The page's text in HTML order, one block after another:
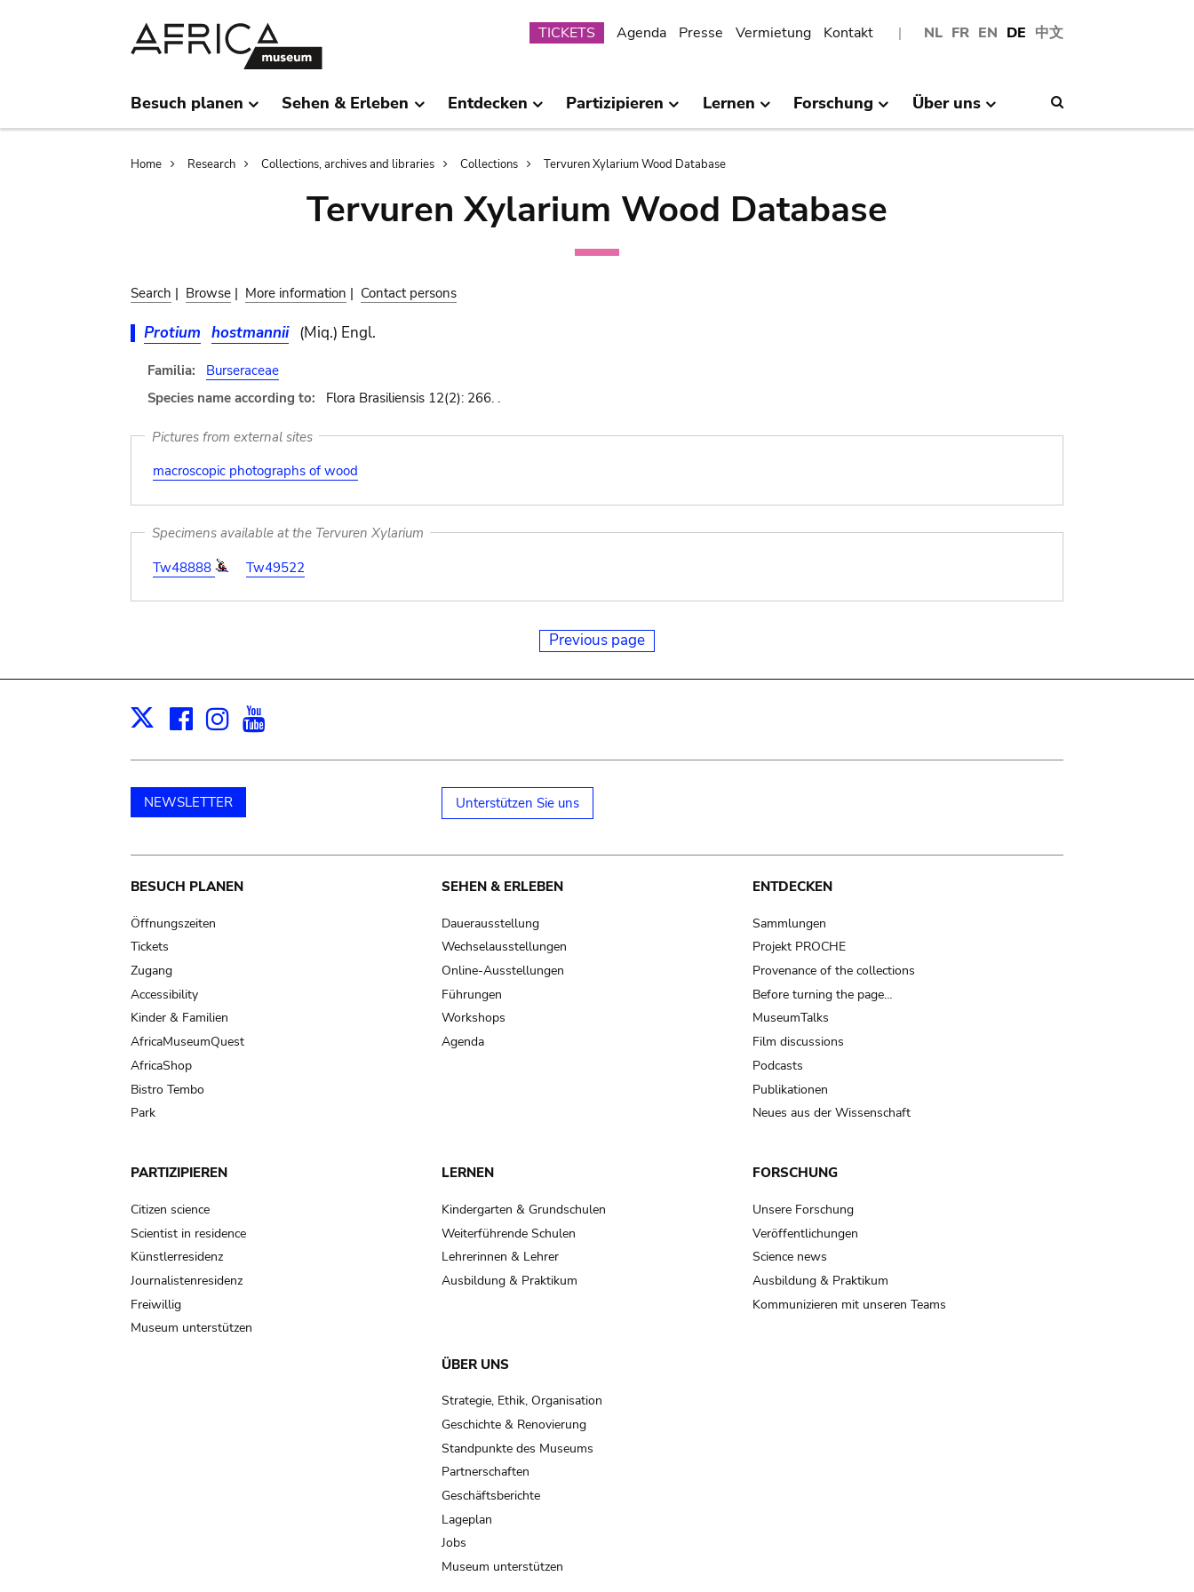
NL FR EN DE 中文
Submenu
TICKETS Agenda Presse Vermietung Kontakt
Besuch planen Sehen & Erleben Entdecken Partizipieren Lernen Forschung Über uns
Breadcrumb
Home Research Collections, archives and libraries Collections Tervuren Xylarium Wood Database
Tervuren Xylarium Wood Database
Search | Browse | More information | Contact persons
Protium hostmannii (Miq.) Engl.
Familia:
Burseraceae
Species name according to:
Flora Brasiliensis 12(2): 266. .
Pictures from external sites
macroscopic photographs of wood
Specimens available at the Tervuren Xylarium
Tw48888
Tw49522
Previous page
X Facebook
Instagram
NEWSLETTER Unterstützen Sie uns
Main
navigation
BESUCH PLANEN
Öffnungszeiten
Tickets
Zugang
Accessibility
Kinder & Familien
AfricaMuseumQuest
AfricaShop
Bistro Tembo
Park
SEHEN & ERLEBEN
Dauerausstellung
Wechselausstellungen
Online-Ausstellungen
Führungen
Workshops
Agenda
ENTDECKEN
Sammlungen
Projekt PROCHE
Provenance of the collections
Before turning the page…
MuseumTalks
Film discussions
Podcasts
Publikationen
Neues aus der Wissenschaft
PARTIZIPIEREN
Citizen science
Scientist in residence
Künstlerresidenz
Journalistenresidenz
Freiwillig
Museum unterstützen
LERNEN
Kindergarten & Grundschulen
Weiterführende Schulen
Lehrerinnen & Lehrer
Ausbildung & Praktikum
FORSCHUNG
Unsere Forschung
Veröffentlichungen
Science news
Ausbildung & Praktikum
Kommunizieren mit unseren Teams
ÜBER UNS
Strategie, Ethik, Organisation
Geschichte & Renovierung
Standpunkte des Museums
Partnerschaften
Geschäftsberichte
Lageplan
Jobs
Museum unterstützen